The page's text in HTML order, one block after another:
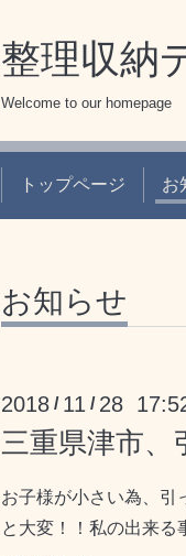
整理収納
Welcome to our homepage
トップページ お
お知らせ
2018 / 11 / 28
三重県津市、
お子様が小さい為、引
と大変！！私の出来る